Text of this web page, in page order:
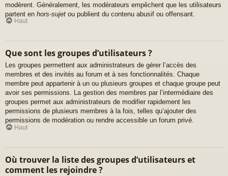
modèrent. Généralement, les modérateurs empêchent que les utilisateurs
partent en hors-sujet ou publient du contenu abusif ou offensant.
Haut
Que sont les groupes d’utilisateurs ?
Les groupes permettent aux administrateurs de gérer l’accès des
membres et des invités au forum et à ses fonctionnalités. Chaque
membre peut appartenir à un ou plusieurs groupes et chaque groupe peut
avoir ses permissions. La gestion des membres par l’intermédiaire des
groupes permet aux administrateurs de modifier rapidement les
permissions de plusieurs membres à la fois, telles qu’ajouter des
permissions de modération ou rendre accessible un forum privé.
Haut
Où trouver la liste des groupes d’utilisateurs et
comment les rejoindre ?